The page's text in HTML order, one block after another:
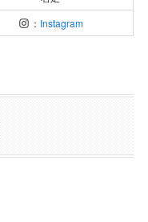
： Instagram